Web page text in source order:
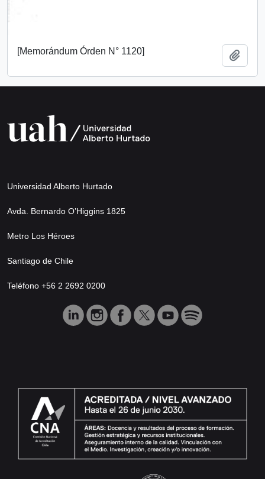
[Memorándum Órden N° 1120]
Universidad Alberto Hurtado
Avda. Bernardo O’Higgins 1825
Metro Los Héroes
Santiago de Chile
Teléfono +56 2 2692 0200